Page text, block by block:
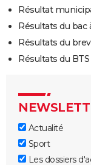
Résultat
Résultats du bac
Résultats du
Résultats du
Actualité
Sport
Les dossiers